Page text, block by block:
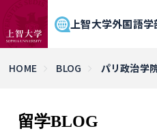
上智大学外国語学
HOME BLOG パリ政治学
留学BLOG